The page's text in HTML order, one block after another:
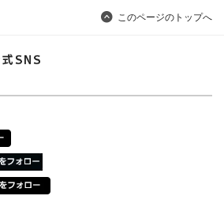
このページのトップへ